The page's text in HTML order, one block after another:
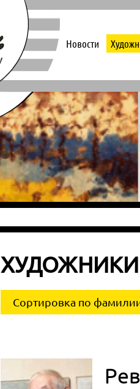
Новости
ХУДОЖНИКИ
Сортировка по